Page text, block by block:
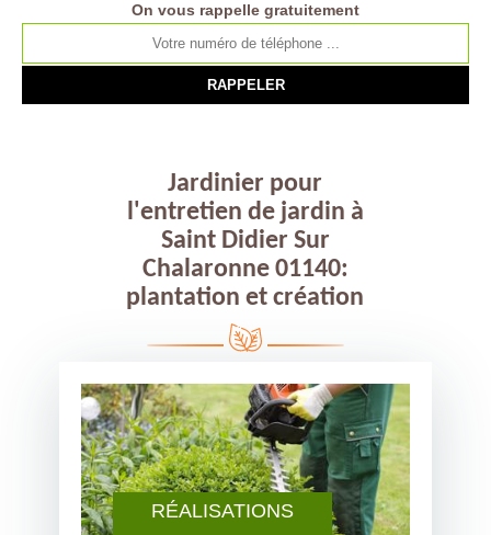
RÉALISATIONS
On vous rappelle gratuitement
Jardinier pour
l'entretien de jardin à
Saint Didier Sur
Chalaronne 01140:
plantation et création